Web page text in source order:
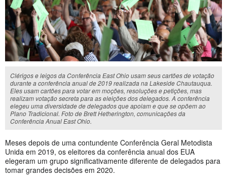
Clérigos e leigos da Conferência East Ohio usam seus cartões de votação
durante a conferência anual de 2019 realizada na Lakeside Chautauqua.
Eles usam cartões para votar em moções, resoluções e petições, mas
realizam votação secreta para as eleições dos delegados. A conferência
elegeu uma diversidade de delegados que apoiam e que se opõem ao
Plano Tradicional. Foto de Brett Hetherington, comunicações da
Conferência Anual East Ohio.
Meses depois de uma contundente Conferência Geral Metodista
Unida em 2019, os eleitores da conferência anual dos EUA
elegeram um grupo significativamente diferente de delegados para
tomar grandes decisões em 2020.